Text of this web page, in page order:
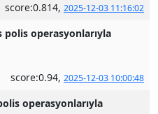
score:0.814, 2025-12-03 11:16:02
polis operasyonlarıyla
score:0.94, 2025-12-03 10:00:48
operasyonlarıyla